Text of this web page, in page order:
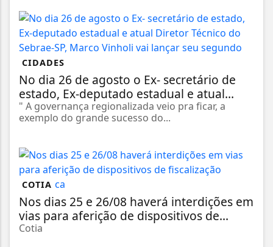
CIDADES
No dia 26 de agosto o Ex- secretário de
estado, Ex-deputado estadual e atual...
" A governança regionalizada veio pra ficar, a
exemplo do grande sucesso do...
COTIA
Nos dias 25 e 26/08 haverá interdições em
vias para aferição de dispositivos de...
Cotia